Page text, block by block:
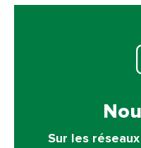
Sur les